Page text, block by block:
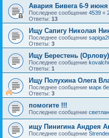
Авария Бивега 6-9 июня
Последнее сообщение 4539 «
Ответы: 13
Ищу Сапигу Николая
Последнее сообщение
Ответы: 3
Ищу Берестень
Последнее сообщение
Ответы: 1
Ищу Полухина Олега
Последнее сообщение марк
Ответы: 3
помогите !!!
Последнее сообщение
ищу Пинигина Андрея
Последнее сообщение